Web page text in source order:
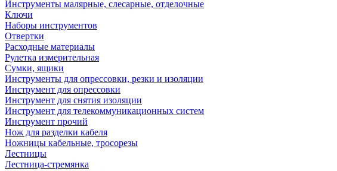
Инструменты малярные, слесарные, отделочные
Ключи
Наборы инструментов
Отвертки
Расходные материалы
Рулетка измерительная
Сумки, ящики
Инструменты для опрессовки, резки и изоляции
Инструмент для опрессовки
Инструмент для снятия изоляции
Инструмент для телекоммуникационных систем
Инструмент прочий
Нож для разделки кабеля
Ножницы кабельные, тросорезы
Лестницы
Лестница-стремянка